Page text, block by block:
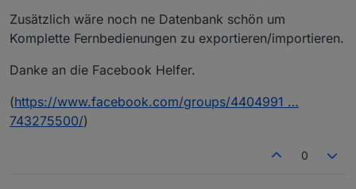
Zusätzlich wäre noch ne Datenbank schön um
Komplette Fernbedienungen zu exportieren/importieren.
Danke an die Facebook Helfer.
(https://www.facebook.com/groups/4404991 …
743275500/)
0